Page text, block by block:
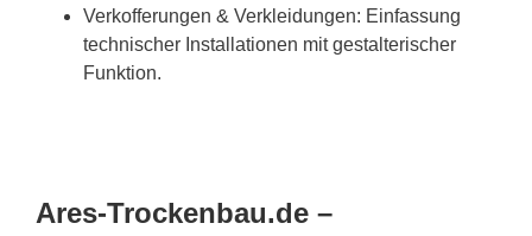
Verkofferungen & Verkleidungen: Einfassung
technischer Installationen mit gestalterischer
Funktion.
Ares-Trockenbau.de –